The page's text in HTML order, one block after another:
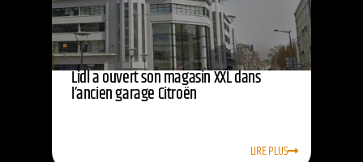
Lidl a ouvert son magasin XXL dans
l’ancien garage Citroën
LIRE PLUS